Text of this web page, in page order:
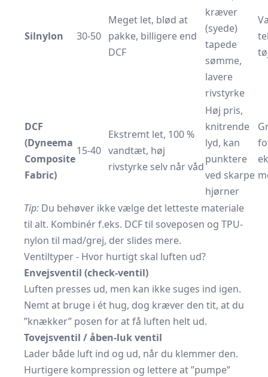
Silnylon 30-50
Meget let, blød at
pakke, billigere end
DCF
kræver
(syede)
tapede
sømme,
lavere
rivstyrke
DCF
(Dyneema
Composite
Fabric)
15-40
Ekstremt let, 100 %
vandtæt, høj
rivstyrke selv når våd
Høj pris,
knitrende
lyd, kan
punktere
ved skarpe
hjørner
Tip: Du behøver ikke vælge det letteste materiale
til alt. Kombinér f.eks. DCF til soveposen og TPU-
nylon til mad/grej, der slides mere.
Ventiltyper - Hvor hurtigt skal luften ud?
Envejsventil (check-ventil)
Luften presses ud, men kan ikke suges ind igen.
Nemt at bruge i ét hug, dog kræver den tit, at du
”knækker” posen for at få luften helt ud.
Tovejsventil / åben-luk ventil
Lader både luft ind og ud, når du klemmer den.
Hurtigere kompression og lettere at ”pumpe”